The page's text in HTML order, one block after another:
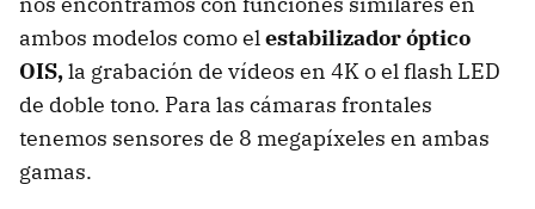
ambos modelos como elestabilizador óptico
OIS,la grabación de vídeos en 4K o el flash LED
de doble tono. Para las cámaras frontales
tenemos sensores de 8 megapíxeles en ambas
gamas.